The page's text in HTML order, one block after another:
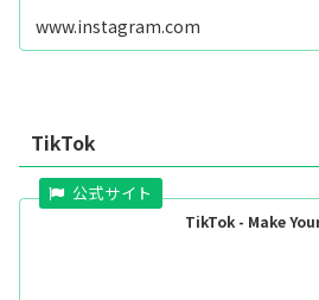
www.instagram.com
TikTok
TikTok - Make